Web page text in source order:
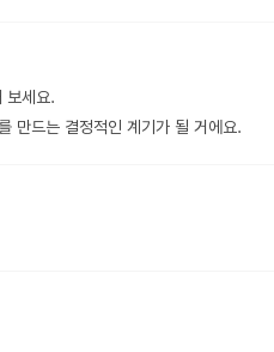
보세요.
만드는 결정적인 계기가 될 거에요.